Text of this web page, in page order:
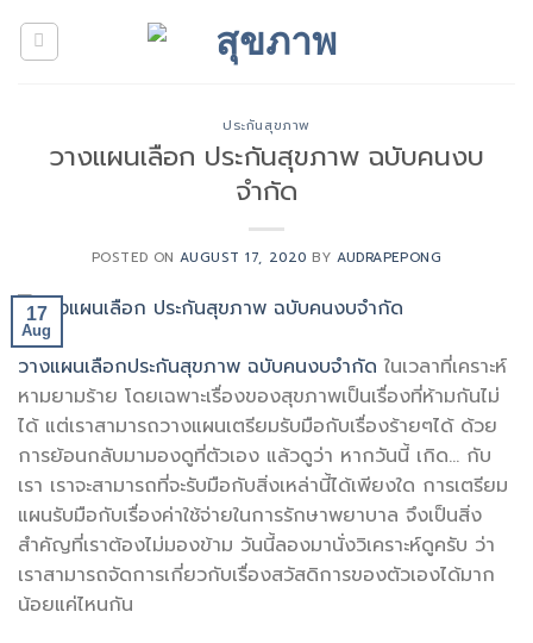
ประกันสุขภาพ
วางแผนเลือก ประกันสุขภาพ ฉบับคนงบ
จำกัด
POSTED ONAUGUST 17, 2020 BYAUDRAPEPONG
17
Aug
วางแผนเลือกประกันสุขภาพ ฉบับคนงบจำกัด ในเวลาที่เคราะห์
หามยามร้าย โดยเฉพาะเรื่องของสุขภาพเป็นเรื่องที่ห้ามกันไม่
ได้ แต่เราสามารถวางแผนเตรียมรับมือกับเรื่องร้ายๆได้ ด้วย
การย้อนกลับมามองดูที่ตัวเอง แล้วดูว่า หากวันนี้ เกิด… กับ
เรา เราจะสามารถที่จะรับมือกับสิ่งเหล่านี้ได้เพียงใด การเตรียม
แผนรับมือกับเรื่องค่าใช้จ่ายในการรักษาพยาบาล จึงเป็นสิ่ง
สำคัญที่เราต้องไม่มองข้าม วันนี้ลองมานั่งวิเคราะห์ดูครับ ว่า
เราสามารถจัดการเกี่ยวกับเรื่องสวัสดิการของตัวเองได้มาก
น้อยแค่ไหนกัน